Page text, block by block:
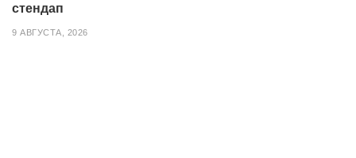
стендап
9 АВГУСТА, 2026